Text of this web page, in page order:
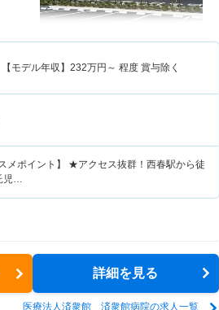
モデル年収】 232万円～ 程度 賞与除く
メポイント】 ★アクセス抜群！西春駅から徒
児…
詳細を見る
医療法人済衆館 済衆館病院の求人一覧